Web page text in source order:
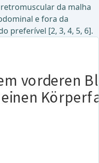
da malha
e fora da
preferível [2, 3, 4, 5, 6].